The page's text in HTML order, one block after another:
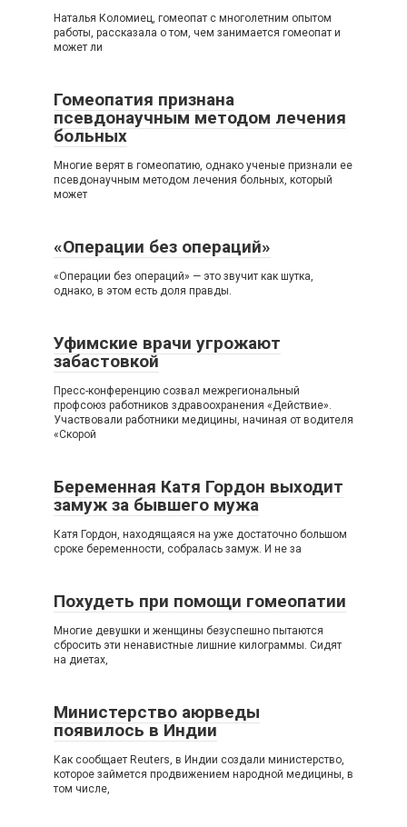
Наталья Коломиец, гомеопат с многолетним опытом
работы, рассказала о том, чем занимается гомеопат и
может ли
Гомеопатия признана
псевдонаучным методом лечения
больных
Многие верят в гомеопатию, однако ученые признали ее
псевдонаучным методом лечения больных, который
может
«Операции без операций»
«Операции без операций» — это звучит как шутка,
однако, в этом есть доля правды.
Уфимские врачи угрожают
забастовкой
Пресс-конференцию созвал межрегиональный
профсоюз работников здравоохранения «Действие».
Участвовали работники медицины, начиная от водителя
«Скорой
Беременная Катя Гордон выходит
замуж за бывшего мужа
Катя Гордон, находящаяся на уже достаточно большом
сроке беременности, собралась замуж. И не за
Похудеть при помощи гомеопатии
Многие девушки и женщины безуспешно пытаются
сбросить эти ненавистные лишние килограммы. Сидят
на диетах,
Министерство аюрведы
появилось в Индии
Как сообщает Reuters, в Индии создали министерство,
которое займется продвижением народной медицины, в
том числе,